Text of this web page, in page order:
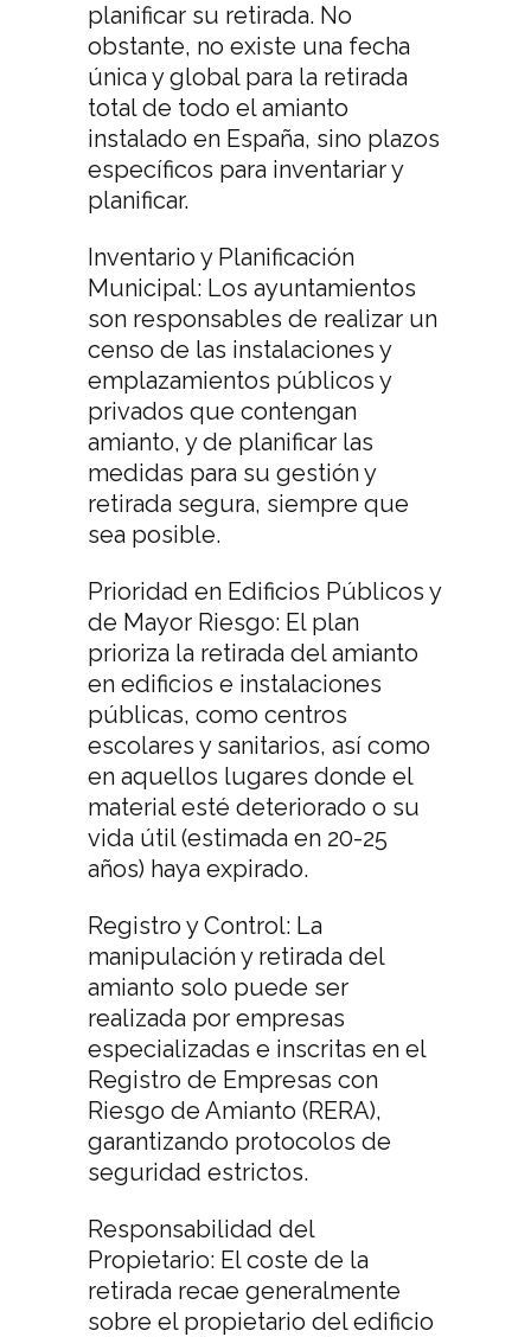
planificar su retirada. No
obstante, no existe una fecha
única y global para la retirada
total de todo el amianto
instalado en España, sino plazos
específicos para inventariar y
planificar.
Inventario y Planificación
Municipal: Los ayuntamientos
son responsables de realizar un
censo de las instalaciones y
emplazamientos públicos y
privados que contengan
amianto, y de planificar las
medidas para su gestión y
retirada segura, siempre que
sea posible.
Prioridad en Edificios Públicos y
de Mayor Riesgo: El plan
prioriza la retirada del amianto
en edificios e instalaciones
públicas, como centros
escolares y sanitarios, así como
en aquellos lugares donde el
material esté deteriorado o su
vida útil (estimada en 20-25
años) haya expirado.
Registro y Control: La
manipulación y retirada del
amianto solo puede ser
realizada por empresas
especializadas e inscritas en el
Registro de Empresas con
Riesgo de Amianto (RERA),
garantizando protocolos de
seguridad estrictos.
Responsabilidad del
Propietario: El coste de la
retirada recae generalmente
sobre el propietario del edificio